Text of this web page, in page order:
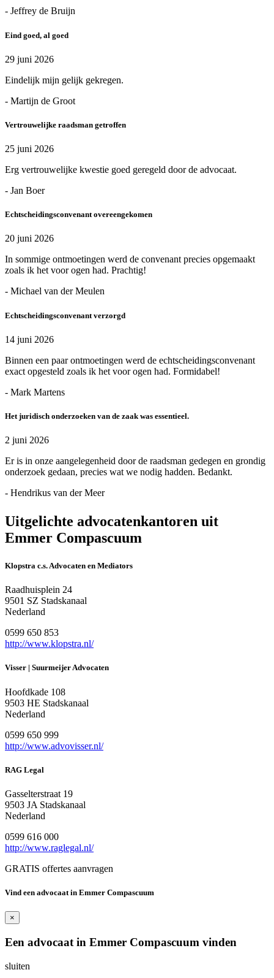
- Jeffrey de Bruijn
Eind goed, al goed
29 juni 2026
Eindelijk mijn gelijk gekregen.
- Martijn de Groot
Vertrouwelijke raadsman getroffen
25 juni 2026
Erg vertrouwelijke kwestie goed geregeld door de advocaat.
- Jan Boer
Echtscheidingsconvenant overeengekomen
20 juni 2026
In sommige ontmoetingen werd de convenant precies opgemaakt
zoals ik het voor ogen had. Prachtig!
- Michael van der Meulen
Echtscheidingsconvenant verzorgd
14 juni 2026
Binnen een paar ontmoetingen werd de echtscheidingsconvenant
exact opgesteld zoals ik het voor ogen had. Formidabel!
- Mark Martens
Het juridisch onderzoeken van de zaak was essentieel.
2 juni 2026
Er is in onze aangelegenheid door de raadsman gedegen en grondig
onderzoek gedaan, precies wat we nodig hadden. Bedankt.
- Hendrikus van der Meer
Uitgelichte advocatenkantoren uit
Emmer Compascuum
Klopstra c.s. Advocaten en Mediators
Raadhuisplein 24
9501 SZ Stadskanaal
Nederland
0599 650 853
http://www.klopstra.nl/
Visser | Suurmeijer Advocaten
Hoofdkade 108
9503 HE Stadskanaal
Nederland
0599 650 999
http://www.advovisser.nl/
RAG Legal
Gasselterstraat 19
9503 JA Stadskanaal
Nederland
0599 616 000
http://www.raglegal.nl/
GRATIS offertes aanvragen
Vind een advocaat in Emmer Compascuum
×
Een advocaat in Emmer Compascuum vinden
sluiten